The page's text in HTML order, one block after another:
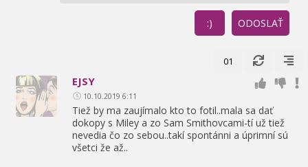
ODOSLAŤ
:)
01
EJSY
10.10.2019 6:11
Tiež by ma zaujímalo kto to fotil..mala sa dať
dokopy s Miley a zo Sam Smithovcami-tí už tiež
nevedia čo zo sebou..takí spontánni a úprimní sú
všetci že až..